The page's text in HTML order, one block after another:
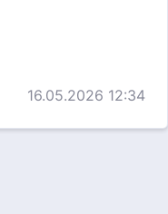
16.05.2026 12:34